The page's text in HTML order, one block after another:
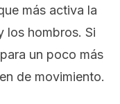
más activa la
los hombros. Si
un poco más
de movimiento.